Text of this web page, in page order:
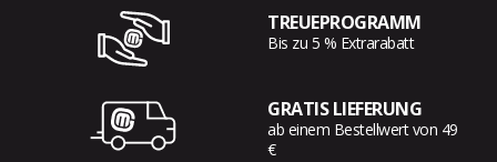
TREUEPROGRAMM
Bis zu 5 % Extrarabatt
GRATIS LIEFERUNG
ab einem Bestellwert von 49
€